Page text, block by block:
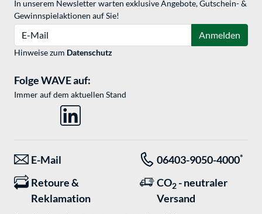
In unserem Newsletter warten exklusive Angebote, Gutschein- &
Gewinnspielaktionen auf Sie!
Anmelden
Hinweise zum Datenschutz
Folge WAVE auf:
Immer auf dem aktuellen Stand
E-Mail 06403-9050-4000*
Retoure &
Reklamation
CO2 - neutraler
Versand